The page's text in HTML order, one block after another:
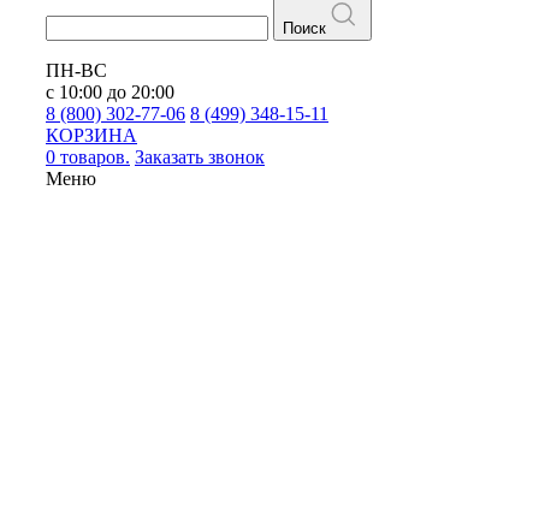
Поиск
ПН-ВС
с 10:00 до 20:00
8 (800) 302-77-06 8 (499) 348-15-11
КОРЗИНА
0 товаров. Заказать звонок
Меню